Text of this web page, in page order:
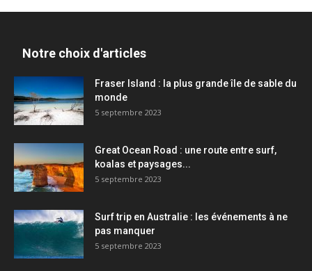
Notre choix d'articles
Fraser Island : la plus grande île de sable du
monde
5 septembre 2023
Great Ocean Road : une route entre surf,
koalas et paysages...
5 septembre 2023
Surf trip en Australie : les événements à ne
pas manquer
5 septembre 2023